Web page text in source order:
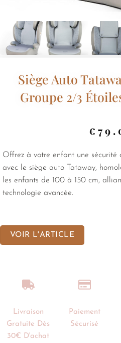
Siège Auto
Groupe 2/3
€
Offrez à votre enfant une
avec le siège auto Tataway,
les enfants de 100 à 150 cm,
technologie avancée.
VOIR L'ARTICLE
Livraison
Gratuite Dès
30€ D'achat
Paiement
Sécurisé